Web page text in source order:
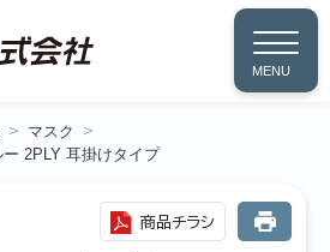
MENU
マスク
2PLY 耳掛けタイプ
商品チラシ